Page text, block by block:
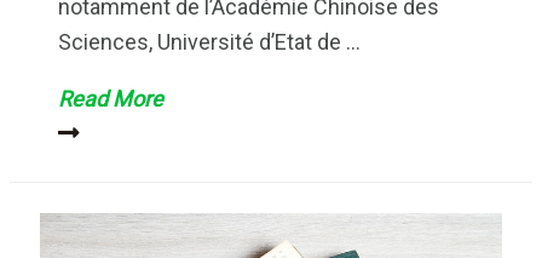
notamment de l’Académie Chinoise des
Sciences, Université d’Etat de …
Dasung
va
sa
Read More